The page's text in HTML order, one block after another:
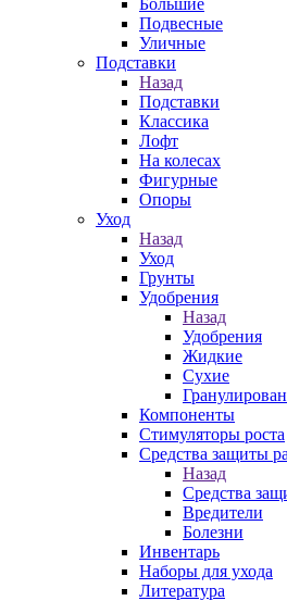
Подвесные
Уличные
Подставки
Назад
Подставки
Классика
Лофт
На колесах
Фигурные
Опоры
Уход
Назад
Уход
Грунты
Удобрения
Назад
Удобрения
Жидкие
Сухие
Компоненты
Стимуляторы роста
Средства защиты
Назад
Средства
Вредители
Болезни
Инвентарь
Наборы для ухода
Литература